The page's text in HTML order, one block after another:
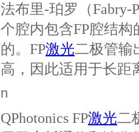
法布里-珀罗（Fabry-
个腔内包含FP腔结
的。FP激光二极管输
高，因此适用于长距
n
QPhotonics FP激光二